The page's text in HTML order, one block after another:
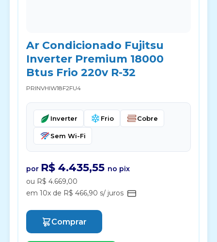
Ar Condicionado Fujitsu
Inverter Premium 18000
Btus Frio 220v R-32
PRINVHIW18F2FU4
Inverter Frio Cobre
Sem Wi-Fi
por R$ 4.435,55 no pix
ou R$ 4.669,00
em 10x de R$ 466,90 s/ juros
Comprar